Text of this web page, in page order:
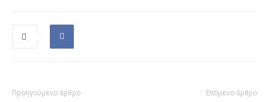
Προηγούμενο άρθρο Επόμενο άρθρο